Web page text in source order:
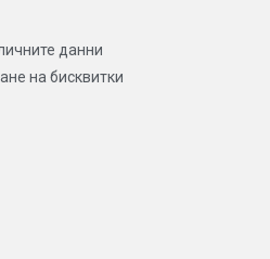
данни
на бисквитки